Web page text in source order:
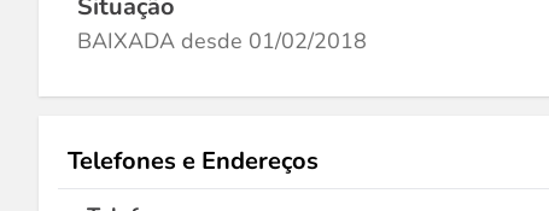
Situação
BAIXADA desde 01/02/2018
Telefones e Endereços